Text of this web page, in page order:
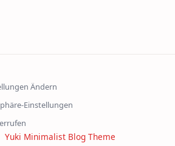
Ändern
Einstellungen
Yuki Minimalist Blog Theme